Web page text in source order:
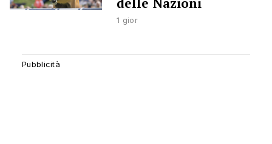
1 gior